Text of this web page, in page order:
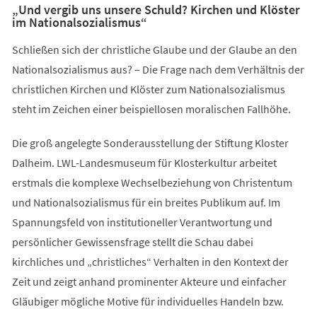
„Und vergib uns unsere Schuld? Kirchen und Klöster
im Nationalsozialismus“
Schließen sich der christliche Glaube und der Glaube an den
Nationalsozialismus aus? – Die Frage nach dem Verhältnis der
christlichen Kirchen und Klöster zum Nationalsozialismus
steht im Zeichen einer beispiellosen moralischen Fallhöhe.
Die groß angelegte Sonderausstellung der Stiftung Kloster
Dalheim. LWL-Landesmuseum für Klosterkultur arbeitet
erstmals die komplexe Wechselbeziehung von Christentum
und Nationalsozialismus für ein breites Publikum auf. Im
Spannungsfeld von institutioneller Verantwortung und
persönlicher Gewissensfrage stellt die Schau dabei
kirchliches und „christliches“ Verhalten in den Kontext der
Zeit und zeigt anhand prominenter Akteure und einfacher
Gläubiger mögliche Motive für individuelles Handeln bzw.